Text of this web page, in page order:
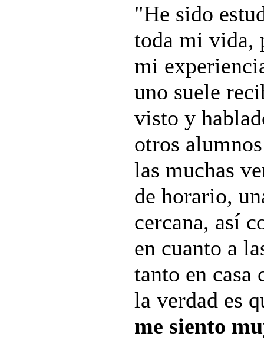
"He sido
toda mi vida,
mi
uno suele
visto y
otros
las muchas
de horario,
cercana, así
en cuanto a
tanto en
la verdad es
me siento